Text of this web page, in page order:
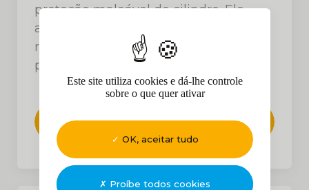
Este site utiliza cookies e dá-lhe controle
sobre o que quer ativar
OK, aceitar tudo
Proíbe todos cookies
proteção maleável de cilindro. Ele
ajuda a evitar o desgaste prematuro,
reduz reparos não planejados e
prolonga a vida útil geral da máquina.
Veja o folheto